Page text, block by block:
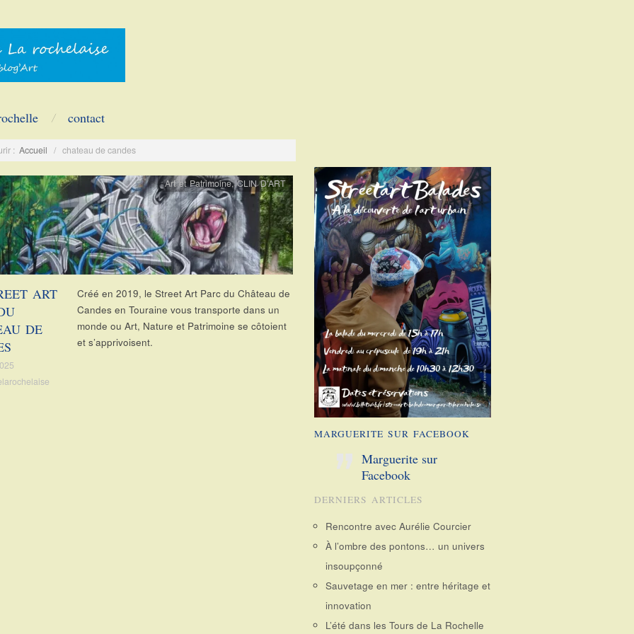
contact
: Accueil / chateau de candes
ART
DE
Art et Patrimoine,CLIN D'ART
Créé en 2019, le Street Art Parc du Château de
Candes en Touraine vous transporte dans un
monde ou Art, Nature et Patrimoine se côtoient
et s’apprivoisent.
MARGUERITE SUR FACEBOOK
Marguerite sur
Facebook
DERNIERS ARTICLES
Rencontre avec Aurélie Courcier
À l’ombre des pontons… un univers
insoupçonné
Sauvetage en mer : entre héritage et
innovation
L’été dans les Tours de La Rochelle